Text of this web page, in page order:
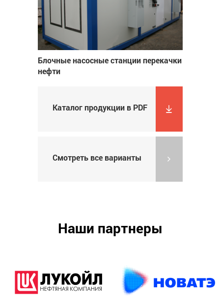
Блочные насосные станции перекачки
нефти
Каталог продукции в PDF
Смотреть все варианты
Наши партнеры